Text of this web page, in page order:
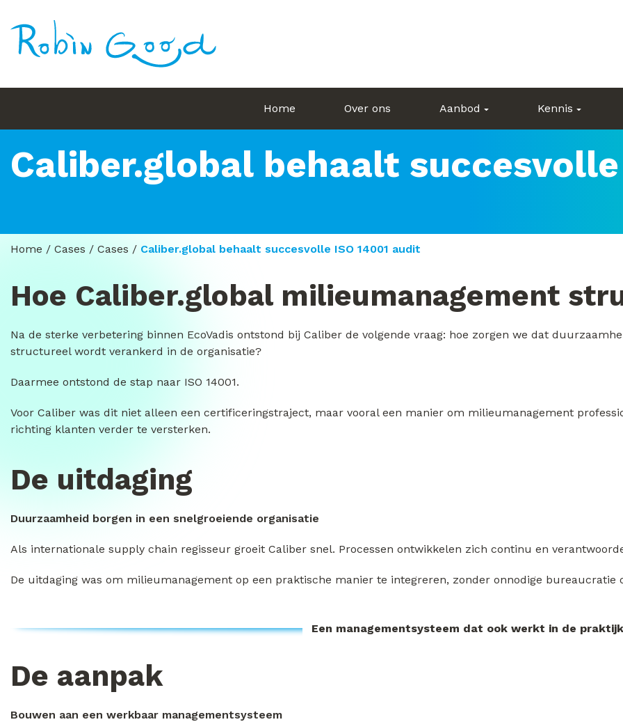
Home Over ons Aanbod Kennis
Caliber.global behaalt succesvolle
Home / Cases / Cases / Caliber.global behaalt succesvolle ISO 14001 audit
Hoe Caliber.global milieumanagement
Na de sterke verbetering binnen EcoVadis ontstond bij Caliber de volgende vraag: hoe zorgen we dat
structureel wordt verankerd in de organisatie?
Daarmee ontstond de stap naar ISO 14001.
Voor Caliber was dit niet alleen een certificeringstraject, maar vooral een manier om milieumanagement
richting klanten verder te versterken.
De uitdaging
Duurzaamheid borgen in een snelgroeiende organisatie
Als internationale supply chain regisseur groeit Caliber snel. Processen ontwikkelen zich continu en
De uitdaging was om milieumanagement op een praktische manier te integreren, zonder onnodige bureaucratie
Een managementsysteem dat ook werkt in de praktijk
De aanpak
Bouwen aan een werkbaar managementsysteem